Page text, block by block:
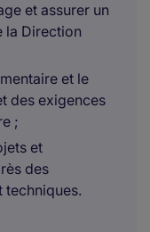
et assurer un
la Direction
et le
des exigences
;
et
des
techniques.